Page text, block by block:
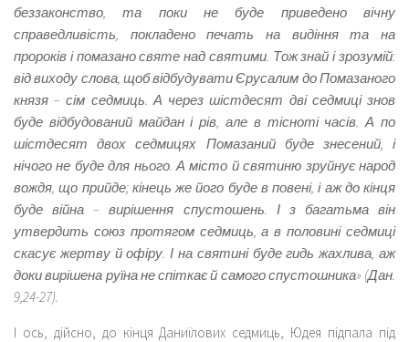
беззаконство, та поки не буде приведено вічну
справедливість, покладено печать на видіння та на
пророків і помазано святе над святими. Тож знай і зрозумій:
від виходу слова, щоб відбудувати Єрусалим до Помазаного
князя – сім седмиць. А через шістдесят дві седмиці знов
буде відбудований майдан і рів, але в тісноті часів. А по
шістдесят двох седмицях Помазаний буде знесений, і
нічого не буде для нього. А місто й святиню зруйнує народ
вождя, що прийде; кінець же його буде в повені, і аж до кінця
буде війна – вирішення спустошень. І з багатьма він
утвердить союз протягом седмиць, а в половині седмиці
скасує жертву й офіру. І на святині буде гидь жахлива, аж
доки вирішена руїна не спіткає й самого спустошника» (Дан.
9,24-27).
І ось, дійсно, до кінця Даниїлових седмиць, Юдея підпала під